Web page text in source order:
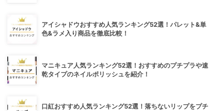
アイシャドウおすすめ人気ランキング52選！パレット&単
色&ラメ入り商品を徹底比較！
マニキュア人気ランキング52選！おすすめのプチプラや速
乾タイプのネイルポリッシュを紹介！
口紅おすすめ人気ランキング52選！落ちないリップをプチ